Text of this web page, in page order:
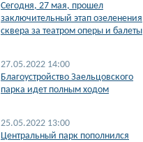
Сегодня, 27 мая, прошел
заключительный этап озеленения
сквера за театром оперы и балеты
27.05.2022 14:00
Благоустройство Заельцовского
парка идет полным ходом
25.05.2022 13:00
Центральный парк пополнился